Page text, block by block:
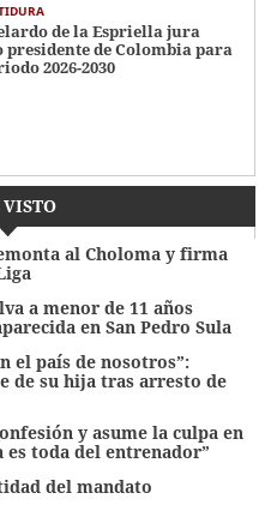
de la Espriella jura
presidente de Colombia para
2026-2030
al Choloma y firma
a menor de 11 años
en San Pedro Sula
el país de nosotros”:
de su hija tras arresto de
y asume la culpa en
es toda del entrenador”
del mandato